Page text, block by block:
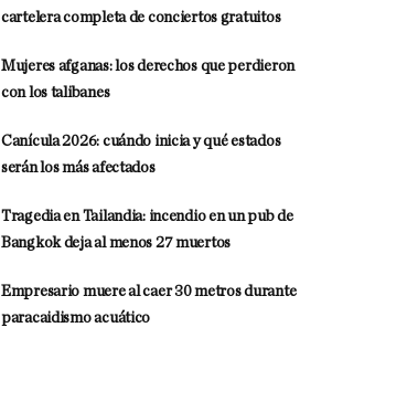
cartelera completa de conciertos gratuitos
Mujeres afganas: los derechos que perdieron
con los talibanes
Canícula 2026: cuándo inicia y qué estados
serán los más afectados
Tragedia en Tailandia: incendio en un pub de
Bangkok deja al menos 27 muertos
Empresario muere al caer 30 metros durante
paracaidismo acuático